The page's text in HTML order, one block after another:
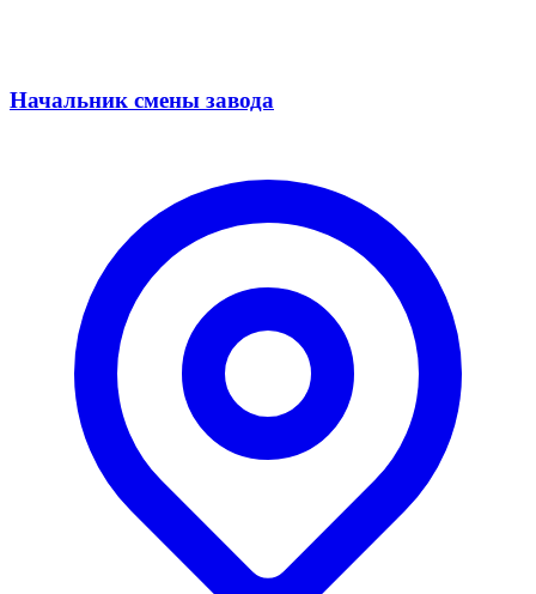
Начальник смены завода